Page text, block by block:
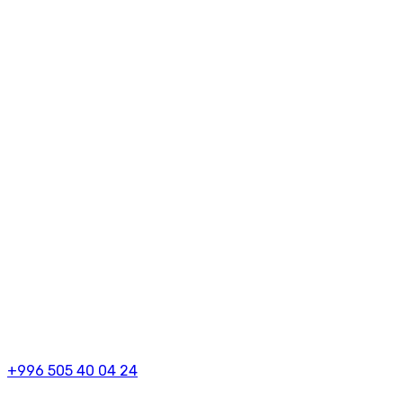
+996 505 40 04 24